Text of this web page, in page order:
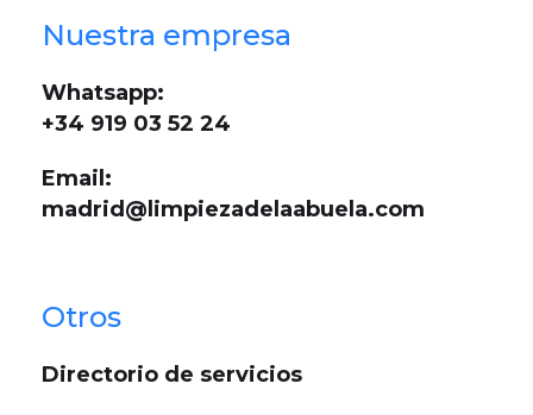
Nuestra empresa
Whatsapp:
+34 919 03 52 24
Email:
madrid@limpiezadelaabuela.com
Otros
Directorio de servicios